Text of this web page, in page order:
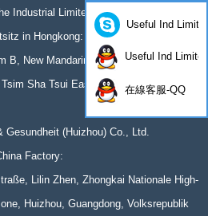
Industrial Limited
in Hongkong:
B, New Mandarin Plaza, Straße des
Sha Tsui East, Kowloon, Hongkong
Gesundheit (Huizhou) Co., Ltd.
Factory:
Lilin Zhen, Zhongkai Nationale High-
Huizhou, Guangdong, Volksrepublik
Useful Ind
Useful Ind Limited
在線客服-QQ